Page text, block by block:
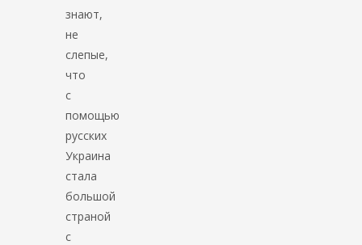
знают,
не
слепые,
что
с
помощью
русских
Украина
стала
большой
страной
с